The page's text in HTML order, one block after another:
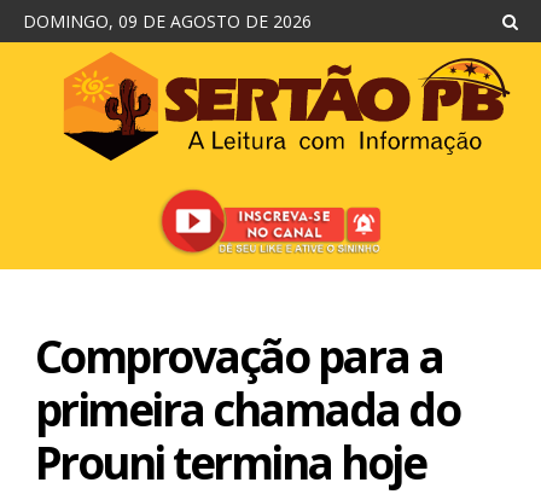
DOMINGO, 09 DE AGOSTO DE 2026
Comprovação para a
primeira chamada do
Prouni termina hoje